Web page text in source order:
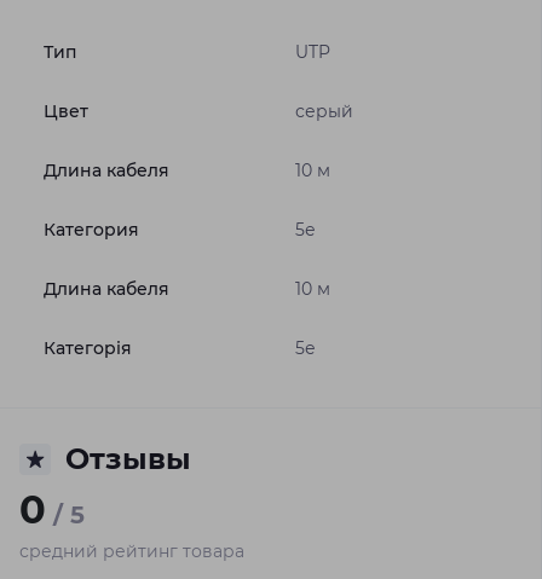
Тип UTP
Цвет серый
Длина кабеля 10 м
Категория 5е
Длина кабеля 10 м
Категорія 5е
Отзывы
0 / 5
средний рейтинг товара